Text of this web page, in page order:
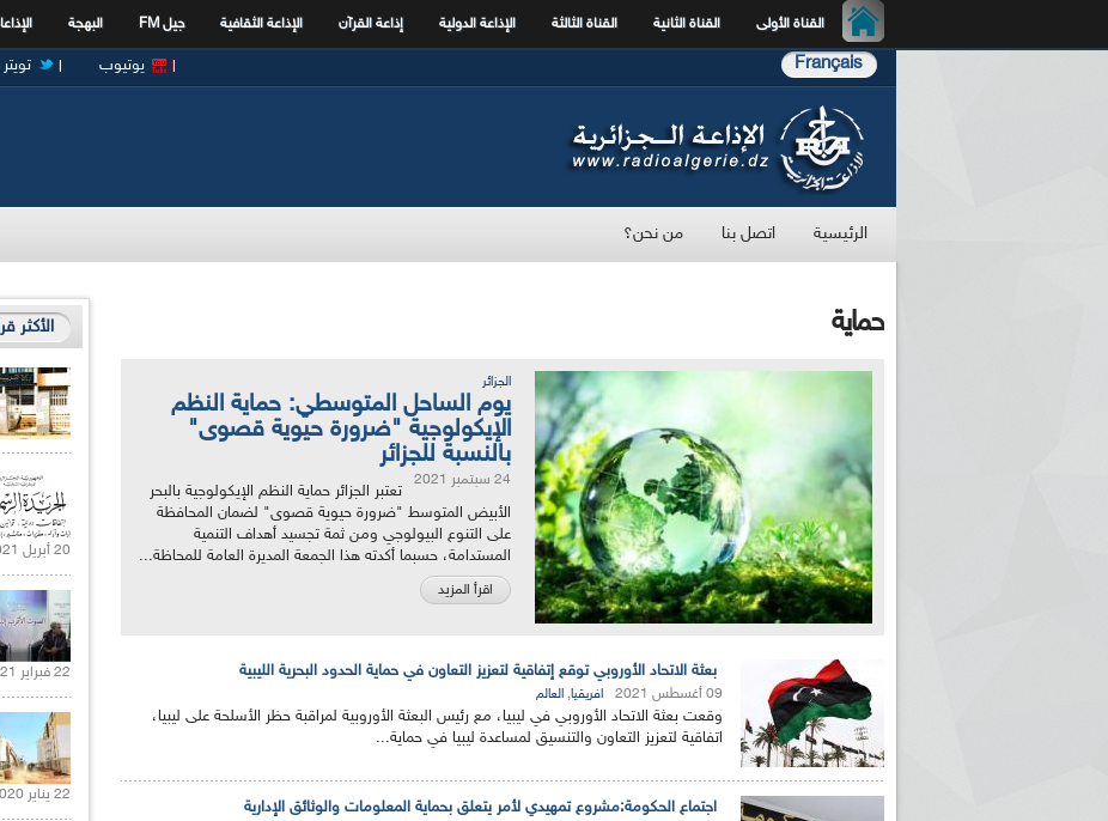
القناة الأولى القناة الثانية القناة الثالثة الإذاعة الدولية إذاعة القرآن الإذاعة الثقافية جيل FM البهجة
Français تويتر يوتيوب
الرئيسية اتصل بنا من نحن؟
حماية
الجزائر
يوم الساحل المتوسطي: حماية النظم
الإيكولوجية "ضرورة حيوية قصوى"
بالنسبة للجزائر
24 سبتمبر 2021
تعتبر الجزائر حماية النظم الإيكولوجية بالبحر
الأبيض المتوسط "ضرورة حيوية قصوى" لضمان المحافظة
على التنوع البيولوجي ومن ثمة تجسيد أهداف التنمية
المستدامة، حسبما أكدته هذا الجمعة المديرة العامة للمحاظة...
اقرأ المزيد
بعثة الاتحاد الأوروبي توقع إتفاقية لتعزيز التعاون في حماية الحدود البحرية الليبية
09 أغسطس 2021 افريقيا, العالم
وقعت بعثة الاتحاد الأوروبي في ليبيا، مع رئيس البعثة الأوروبية لمراقبة حظر الأسلحة على ليبيا،
اتفاقية لتعزيز التعاون والتنسيق لمساعدة ليبيا في حماية...
اجتماع الحكومة:مشروع تمهيدي لأمر يتعلق بحماية المعلومات والوثائق الإدارية
الأكثر
20 أبريل 2021 |
22 فبراير 2021 |
22 يناير 2020 |